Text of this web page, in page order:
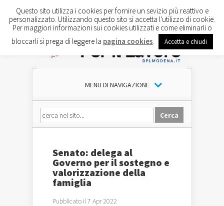
MENU DI NAVIGAZIONE
Senato: delega al
Governo per il sostegno e
valorizzazione della
famiglia
Pubblicato il 7 Apr 2022
Questo sito utilizza i cookies per fornire un sevizio più reattivo e
personalizzato. Utilizzando questo sito si accetta l'utilizzo di cookie.
Per maggiori informazioni sui cookies utilizzati e come eliminarli o
bloccarli si prega di leggere la pagina cookies Accetta e chiudi